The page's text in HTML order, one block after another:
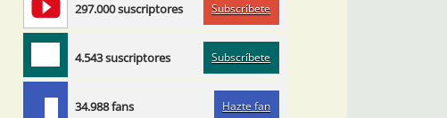
297.000 suscriptores Subscríbete
4.543 suscriptores Subscríbete
34.988 fans Hazte fan